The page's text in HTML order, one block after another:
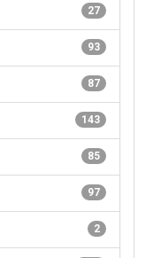
27
93
87
143
85
97
2